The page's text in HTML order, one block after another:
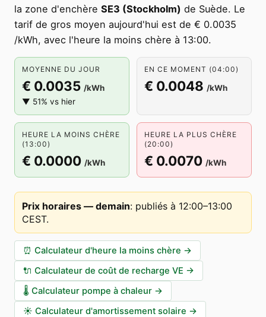
la zone d'enchère SE3 (Stockholm) de Suède. Le
tarif de gros moyen aujourd'hui est de € 0.0035
/kWh, avec l'heure la moins chère à 13:00.
MOYENNE DU JOUR
€ 0.0035 /kWh
▼ 51% vs hier
EN CE MOMENT (04:00)
€ 0.0048 /kWh
HEURE LA MOINS CHÈRE
(13:00)
€ 0.0000 /kWh
HEURE LA PLUS CHÈRE
(20:00)
€ 0.0070 /kWh
Prix horaires — demain: publiés à 12:00–13:00
CEST.
⏰ Calculateur d'heure la moins chère →
🔌 Calculateur de coût de recharge VE →
🌡️ Calculateur pompe à chaleur →
☀️ Calculateur d'amortissement solaire →